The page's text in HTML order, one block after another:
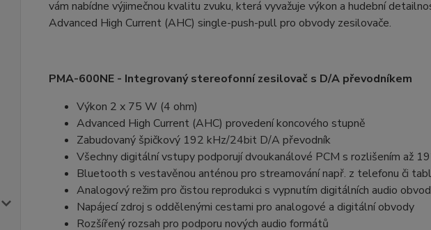
vám nabídne výjimečnou kvalitu zvuku, která vyvažuje výkon a hudební
Advanced High Current (AHC) single-push-pull pro obvody zesilovače.
PMA-600NE - Integrovaný stereofonní zesilovač s D/A převodníkem
Výkon 2 x 75 W (4 ohm)
Advanced High Current (AHC) provedení koncového stupně
Zabudovaný špičkový 192 kHz/24bit D/A převodník
Všechny digitální vstupy podporují dvoukanálové PCM s rozlišením až
Bluetooth s vestavěnou anténou pro streamování např. z telefonu či
Analogový režim pro čistou reprodukci s vypnutím digitálních audio
Napájecí zdroj s oddělenými cestami pro analogové a digitální obvody
Rozšířený rozsah pro podporu nových audio formátů